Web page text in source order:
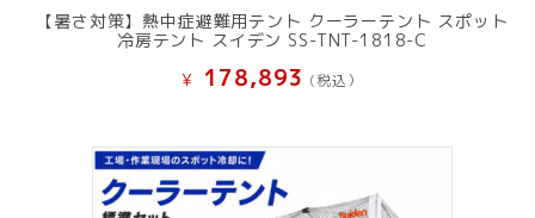
【暑さ対策】熱中症避難用テント クーラーテント スポット
冷房テント スイデン SS-TNT-1818-C
¥ 178,893 (税込）